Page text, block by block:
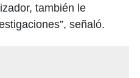
también le
señaló.